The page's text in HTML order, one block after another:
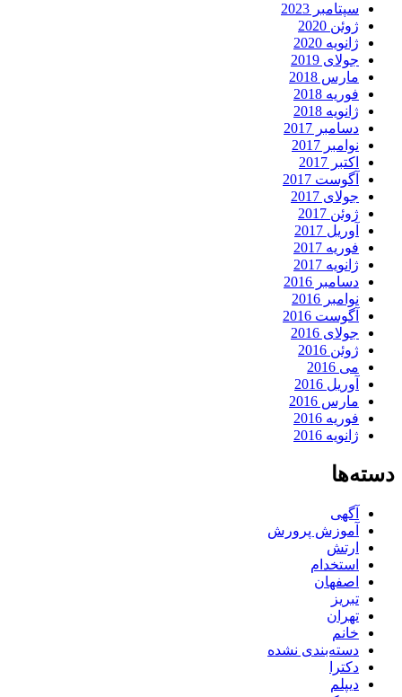
سپتامبر 2023
ژوئن 2020
ژانویه 2020
جولای 2019
مارس 2018
فوریه 2018
ژانویه 2018
دسامبر 2017
نوامبر 2017
اکتبر 2017
آگوست 2017
جولای 2017
ژوئن 2017
آوریل 2017
فوریه 2017
ژانویه 2017
دسامبر 2016
نوامبر 2016
آگوست 2016
جولای 2016
ژوئن 2016
می 2016
آوریل 2016
مارس 2016
فوریه 2016
ژانویه 2016
دسته‌ها
آگهی
آموزش پرورش
ارتش
استخدام
اصفهان
تبریز
تهران
خانم
دسته‌بندی نشده
دکترا
دیپلم